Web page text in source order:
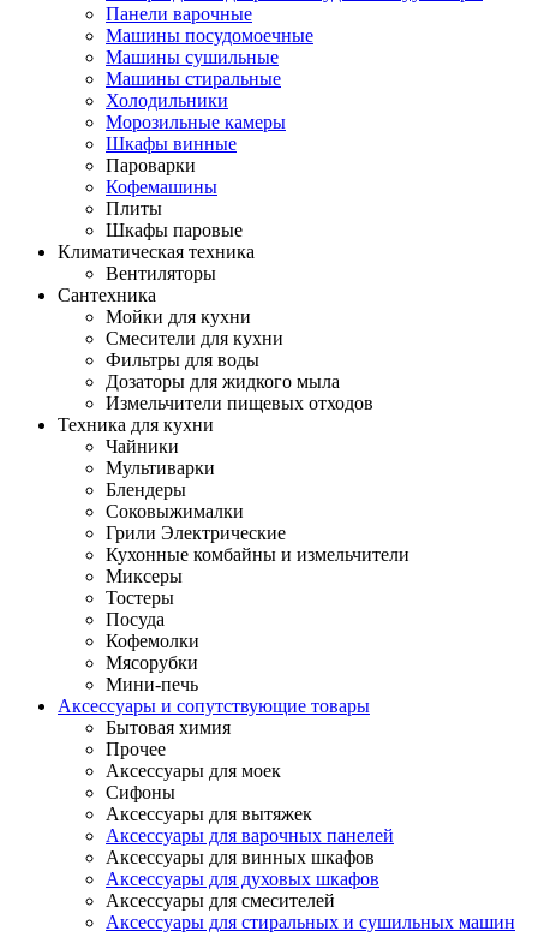
Панели варочные
Машины посудомоечные
Машины сушильные
Машины стиральные
Холодильники
Морозильные камеры
Шкафы винные
Пароварки
Кофемашины
Плиты
Шкафы паровые
Климатическая техника
Вентиляторы
Сантехника
Мойки для кухни
Смесители для кухни
Фильтры для воды
Дозаторы для жидкого мыла
Измельчители пищевых отходов
Техника для кухни
Чайники
Мультиварки
Блендеры
Соковыжималки
Грили Электрические
Кухонные комбайны и измельчители
Миксеры
Тостеры
Посуда
Кофемолки
Мясорубки
Мини-печь
Аксессуары и сопутствующие товары
Бытовая химия
Прочее
Аксессуары для моек
Сифоны
Аксессуары для вытяжек
Аксессуары для варочных панелей
Аксессуары для винных шкафов
Аксессуары для духовых шкафов
Аксессуары для смесителей
Аксессуары для стиральных и сушильных машин